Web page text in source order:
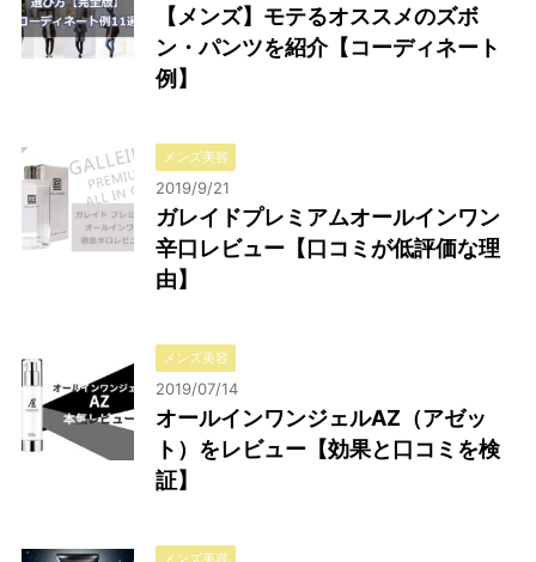
【メンズ】モテるオススメのズボ
ン・パンツを紹介【コーディネート
例】
メンズ美容
2019/9/21
ガレイドプレミアムオールインワン
辛口レビュー【口コミが低評価な理
由】
メンズ美容
2019/07/14
オールインワンジェルAZ（アゼッ
ト）をレビュー【効果と口コミを検
証】
メンズ美容